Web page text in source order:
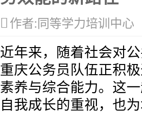
作者:同等学力培训中心
近年来，随着社会对
重庆公务员队伍正积
素养与综合能力。这
自我成长的重视，也